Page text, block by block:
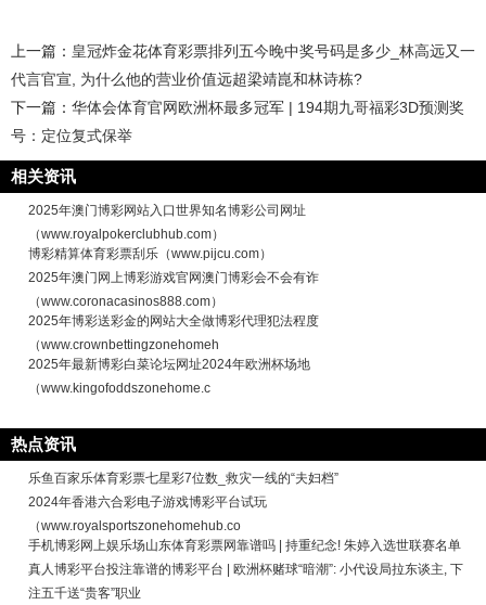
上一篇： 皇冠炸金花体育彩票排列五今晚中奖号码是多少_林高远又一
代言官宣, 为什么他的营业价值远超梁靖崑和林诗栋?
下一篇： 华体会体育官网欧洲杯最多冠军 | 194期九哥福彩3D预测奖
号：定位复式保举
相关资讯
2025年澳门博彩网站入口世界知名博彩公司网址
（www.royalpokerclubhub.com）
博彩精算体育彩票刮乐（www.pijcu.com）
2025年澳门网上博彩游戏官网澳门博彩会不会有诈
（www.coronacasinos888.com）
2025年博彩送彩金的网站大全做博彩代理犯法程度
（www.crownbettingzonehomeh
2025年最新博彩白菜论坛网址2024年欧洲杯场地
（www.kingofoddszonehome.c
热点资讯
乐鱼百家乐体育彩票七星彩7位数_救灾一线的“夫妇档”
2024年香港六合彩电子游戏博彩平台试玩
（www.royalsportszonehomehub.co
手机博彩网上娱乐场山东体育彩票网靠谱吗 | 持重纪念! 朱婷入选世联赛名单
真人博彩平台投注靠谱的博彩平台 | 欧洲杯赌球“暗潮”: 小代设局拉东谈主, 下
注五千送“贵客”职业